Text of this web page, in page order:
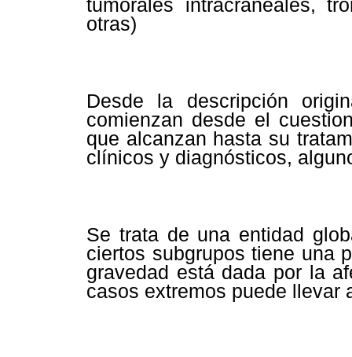
tumorales intracraneales,
otras)
Desde la descripción
comienzan desde el
que alcanzan hasta su
clínicos y diagnósticos,
Se trata de una entidad
ciertos subgrupos tiene una
gravedad está dada por la
casos extremos puede llevar